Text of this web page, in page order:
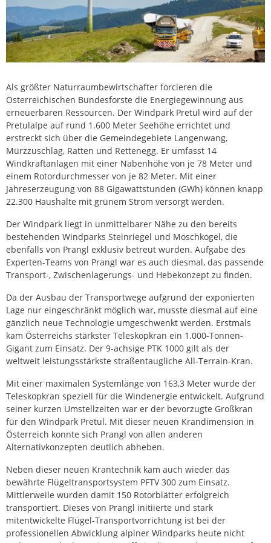
Als größter Naturraumbewirtschafter forcieren die
Österreichischen Bundesforste die Energiegewinnung aus
erneuerbaren Ressourcen. Der Windpark Pretul wird auf der
Pretulalpe auf rund 1.600 Meter Seehöhe errichtet und
erstreckt sich über die Gemeindegebiete Langenwang,
Mürzzuschlag, Ratten und Rettenegg. Er umfasst 14
Windkraftanlagen mit einer Nabenhöhe von je 78 Meter und
einem Rotordurchmesser von je 82 Meter. Mit einer
Jahreserzeugung von 88 Gigawattstunden (GWh) können knapp
22.300 Haushalte mit grünem Strom versorgt werden.
Der Windpark liegt in unmittelbarer Nähe zu den bereits
bestehenden Windparks Steinriegel und Moschkogel, die
ebenfalls von Prangl exklusiv betreut wurden. Aufgabe des
Experten-Teams von Prangl war es auch diesmal, das passende
Transport-, Zwischenlagerungs- und Hebekonzept zu finden.
Da der Ausbau der Transportwege aufgrund der exponierten
Lage nur eingeschränkt möglich war, musste diesmal auf eine
gänzlich neue Technologie umgeschwenkt werden. Erstmals
kam Österreichs stärkster Teleskopkran ein 1.000-Tonnen-
Gigant zum Einsatz. Der 9-achsige PTK 1000 gilt als der
weltweit leistungsstärkste straßentaugliche All-Terrain-Kran.
Mit einer maximalen Systemlänge von 163,3 Meter wurde der
Teleskopkran speziell für die Windenergie entwickelt. Aufgrund
seiner kurzen Umstellzeiten war er der bevorzugte Großkran
für den Windpark Pretul. Mit dieser neuen Krandimension in
Österreich konnte sich Prangl von allen anderen
Alternativkonzepten deutlich abheben.
Neben dieser neuen Krantechnik kam auch wieder das
bewährte Flügeltransportsystem PFTV 300 zum Einsatz.
Mittlerweile wurden damit 150 Rotorblätter erfolgreich
transportiert. Dieses von Prangl initiierte und stark
mitentwickelte Flügel-Transportvorrichtung ist bei der
professionellen Abwicklung alpiner Windparks heute nicht